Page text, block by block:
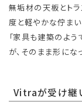
無垢材の天板とト
度と軽やかな佇まい
「家具も建築のよう
が、そのまま形にな
Vitraが受け継